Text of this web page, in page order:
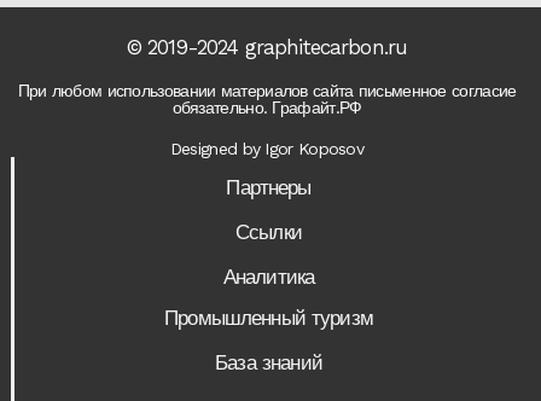
© 2019-2024 graphitecarbon.ru
При любом использовании материалов сайта письменное согласие
обязательно. Графайт.РФ
Designed by Igor Koposov
Партнеры
Ссылки
Аналитика
Промышленный туризм
База знаний